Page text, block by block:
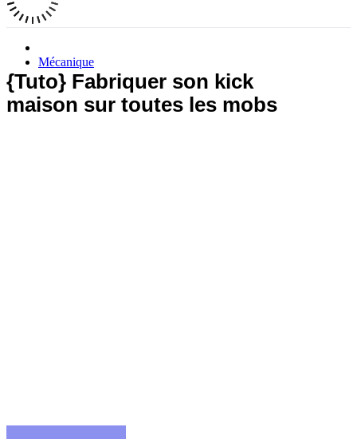
Mécanique
{Tuto} Fabriquer son kick
maison sur toutes les mobs